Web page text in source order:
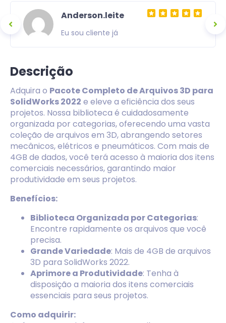
Anderson.leite
Eu sou cliente já
Descrição
Adquira o Pacote Completo de Arquivos 3D para
SolidWorks 2022 e eleve a eficiência dos seus
projetos. Nossa biblioteca é cuidadosamente
organizada por categorias, oferecendo uma vasta
coleção de arquivos em 3D, abrangendo setores
mecânicos, elétricos e pneumáticos. Com mais de
4GB de dados, você terá acesso à maioria dos itens
comerciais necessários, garantindo maior
produtividade em seus projetos.
Benefícios:
Biblioteca Organizada por Categorias:
Encontre rapidamente os arquivos que você
precisa.
Grande Variedade: Mais de 4GB de arquivos
3D para SolidWorks 2022.
Aprimore a Produtividade: Tenha à
disposição a maioria dos itens comerciais
essenciais para seus projetos.
Como adquirir: